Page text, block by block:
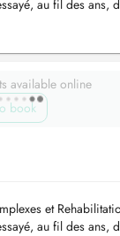
au fil des ans,
available online
book
et
au fil des ans,